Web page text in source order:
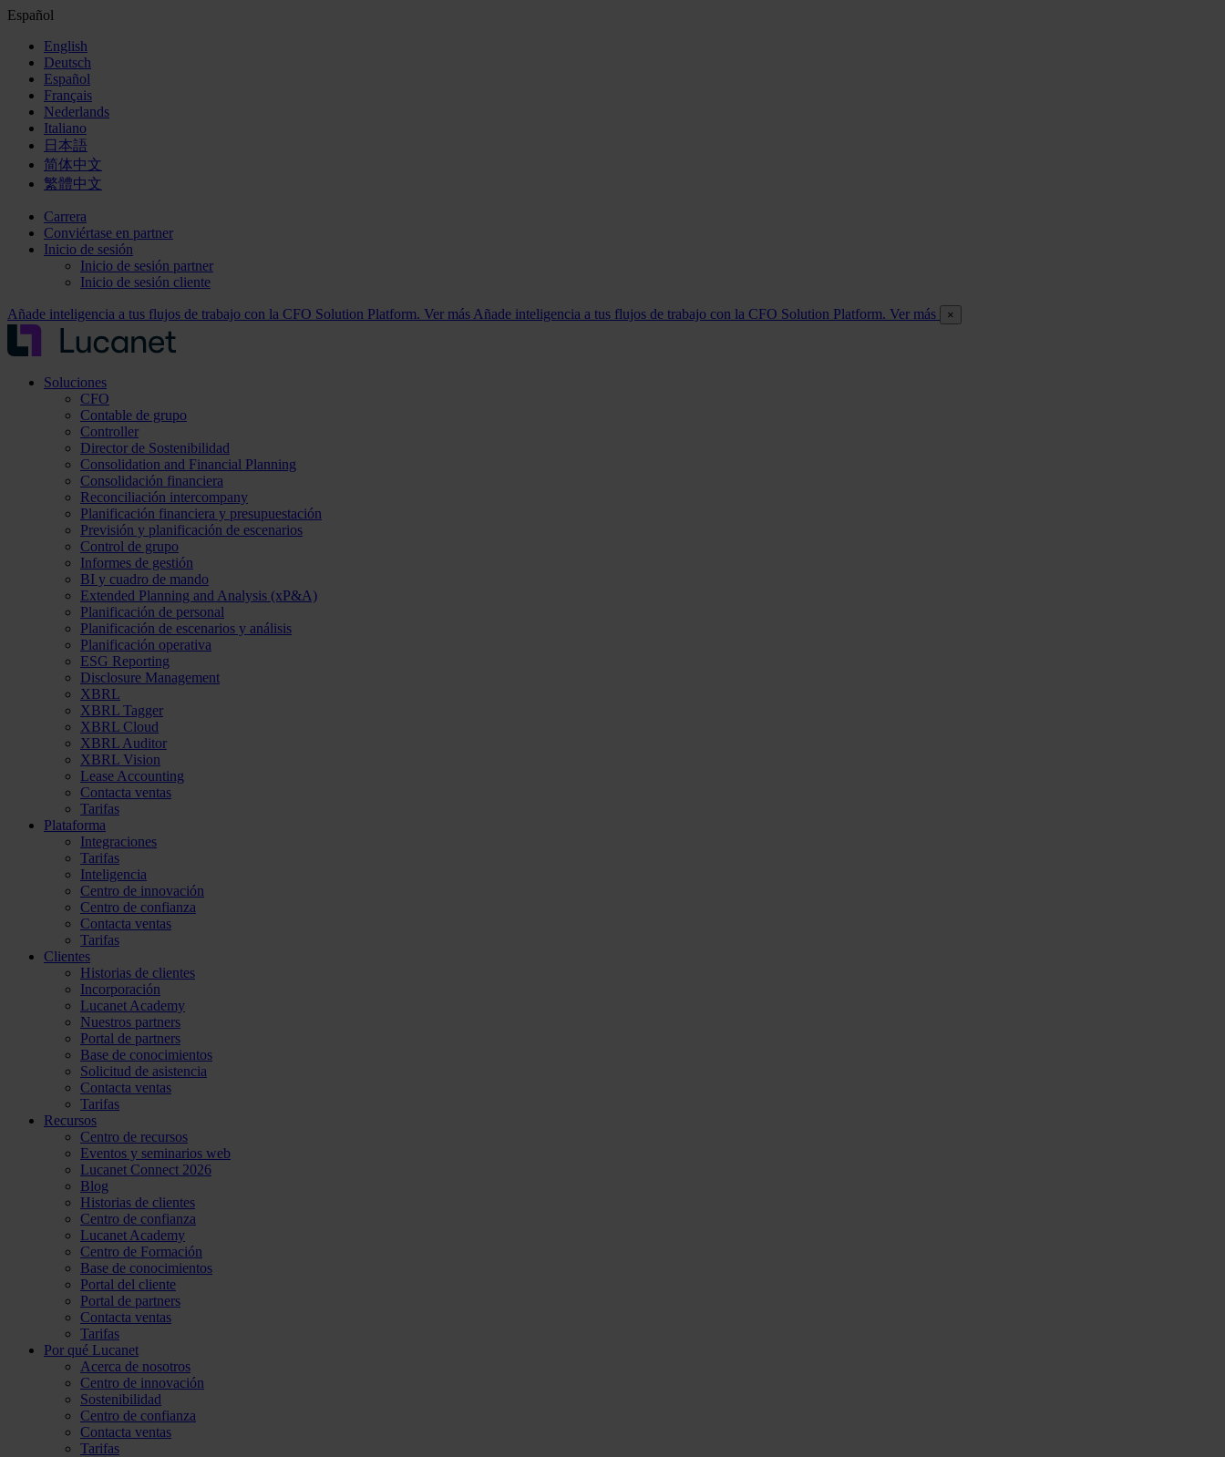
Español
English
Deutsch
Español
Français
Nederlands
Italiano
日本語
简体中文
繁體中文
Carrera
Conviértase en partner
Inicio de sesión
Inicio de sesión partner
Inicio de sesión cliente
Añade inteligencia a tus flujos de trabajo con la CFO Solution Platform. Ver más Añade inteligencia a tus flujos de trabajo con la CFO Solution Platform. Ver más ×
Soluciones
CFO
Contable de grupo
Controller
Director de Sostenibilidad
Consolidation and Financial Planning
Consolidación financiera
Reconciliación intercompany
Planificación financiera y presupuestación
Previsión y planificación de escenarios
Control de grupo
Informes de gestión
BI y cuadro de mando
Extended Planning and Analysis (xP&A)
Planificación de personal
Planificación de escenarios y análisis
Planificación operativa
ESG Reporting
Disclosure Management
XBRL
XBRL Tagger
XBRL Cloud
XBRL Auditor
XBRL Vision
Lease Accounting
Contacta ventas
Tarifas
Plataforma
Integraciones
Tarifas
Inteligencia
Centro de innovación
Centro de confianza
Contacta ventas
Tarifas
Clientes
Historias de clientes
Incorporación
Lucanet Academy
Nuestros partners
Portal de partners
Base de conocimientos
Solicitud de asistencia
Contacta ventas
Tarifas
Recursos
Centro de recursos
Eventos y seminarios web
Lucanet Connect 2026
Blog
Historias de clientes
Centro de confianza
Lucanet Academy
Centro de Formación
Base de conocimientos
Portal del cliente
Portal de partners
Contacta ventas
Tarifas
Por qué Lucanet
Acerca de nosotros
Centro de innovación
Sostenibilidad
Centro de confianza
Contacta ventas
Tarifas